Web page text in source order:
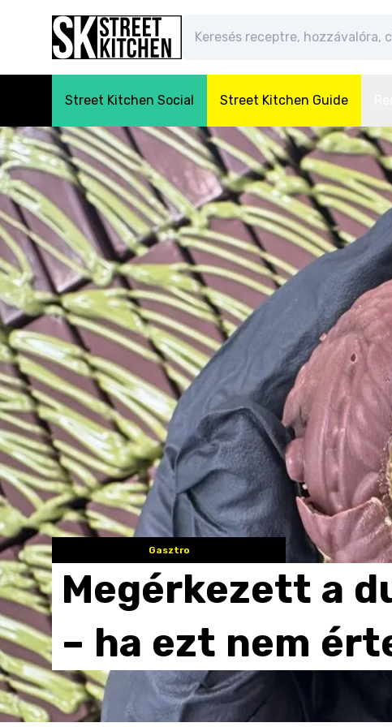
Street Kitchen Social Street Kitchen Guide
Gasztro
Megérkezett a
– ha ezt nem